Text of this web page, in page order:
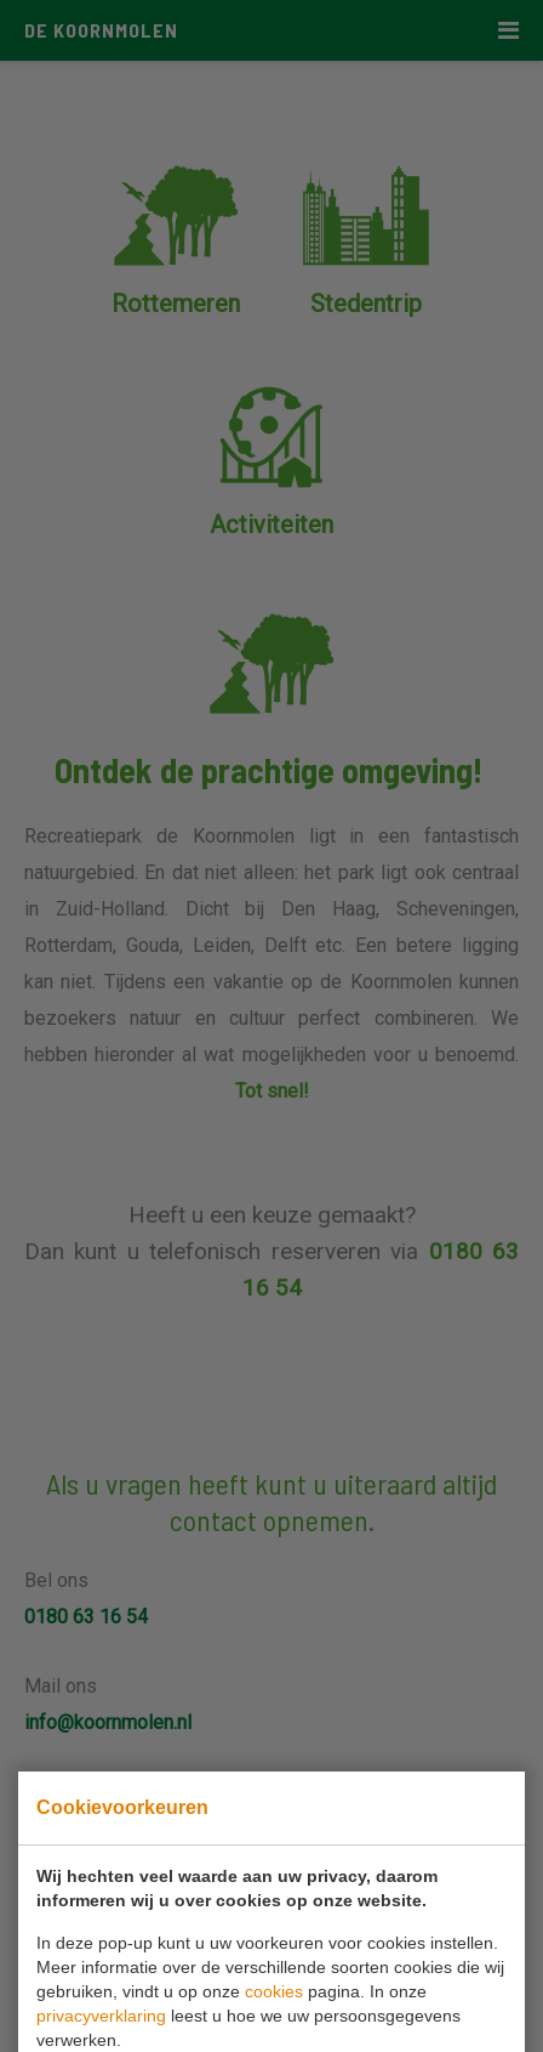
Cookievoorkeuren
Wij hechten veel waarde aan uw privacy, daarom
informeren wij u over cookies op onze website.
In deze pop-up kunt u uw voorkeuren voor cookies instellen.
Meer informatie over de verschillende soorten cookies die wij
gebruiken, vindt u op onze cookies pagina. In onze
privacyverklaring leest u hoe we uw persoonsgegevens
verwerken.
DE KOORNMOLEN
Rottemeren Stedentrip
Activiteiten
Ontdek de prachtige omgeving!
Recreatiepark de Koornmolen ligt in een fantastisch
natuurgebied. En dat niet alleen: het park ligt ook centraal
in Zuid-Holland. Dicht bij Den Haag, Scheveningen,
Rotterdam, Gouda, Leiden, Delft etc. Een betere ligging
kan niet. Tijdens een vakantie op de Koornmolen kunnen
bezoekers natuur en cultuur perfect combineren. We
hebben hieronder al wat mogelijkheden voor u benoemd.
Tot snel!
Heeft u een keuze gemaakt?
Dan kunt u telefonisch reserveren via 0180 63
16 54
Als u vragen heeft kunt u uiteraard altijd
contact opnemen.
Bel ons
0180 63 16 54
Mail ons
info@koornmolen.nl
Uw naam*
Uw e-mailadres*
Uw telefoonnummer